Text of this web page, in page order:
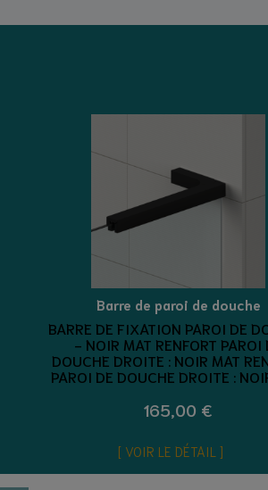
Barre de paroi de douche
BARRE DE FIXATION PAROI DE
- NOIR MAT RENFORT PAROI
DOUCHE DROITE : NOIR MAT
PAROI DE DOUCHE DROITE :
165,00 €
VOIR LE DÉTAIL